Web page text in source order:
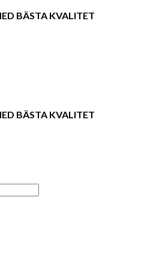
BÄSTA KVALITET
BÄSTA KVALITET